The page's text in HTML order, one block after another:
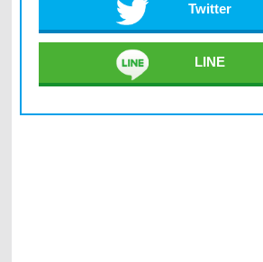
Twitter
LINE